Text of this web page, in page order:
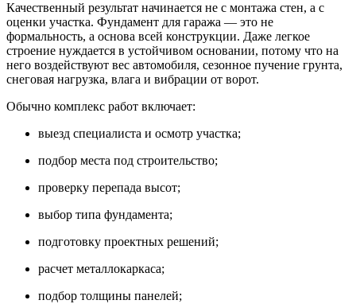
Качественный результат начинается не с монтажа стен, а с
оценки участка. Фундамент для гаража — это не
формальность, а основа всей конструкции. Даже легкое
строение нуждается в устойчивом основании, потому что на
него воздействуют вес автомобиля, сезонное пучение грунта,
снеговая нагрузка, влага и вибрации от ворот.
Обычно комплекс работ включает:
выезд специалиста и осмотр участка;
подбор места под строительство;
проверку перепада высот;
выбор типа фундамента;
подготовку проектных решений;
расчет металлокаркаса;
подбор толщины панелей;